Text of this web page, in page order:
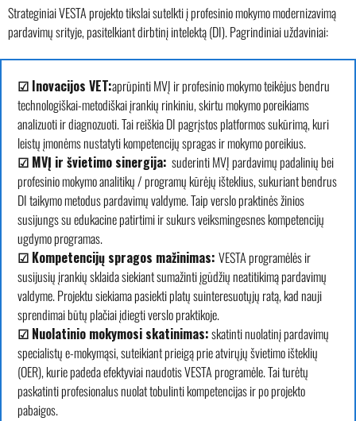
Strateginiai VESTA projekto tikslai sutelkti į profesinio mokymo modernizavimą
pardavimų srityje, pasitelkiant dirbtinį intelektą (DI). Pagrindiniai uždaviniai:
☑ Inovacijos VET:aprūpinti MVĮ ir profesinio mokymo teikėjus bendru
technologiškai-metodiškai įrankių rinkiniu, skirtu mokymo poreikiams
analizuoti ir diagnozuoti. Tai reiškia DI pagrįstos platformos sukūrimą, kuri
leistų įmonėms nustatyti kompetencijų spragas ir mokymo poreikius.
☑ MVĮ ir švietimo sinergija: suderinti MVĮ pardavimų padalinių bei
profesinio mokymo analitikų / programų kūrėjų išteklius, sukuriant bendrus
DI taikymo metodus pardavimų valdyme. Taip verslo praktinės žinios
susijungs su edukacine patirtimi ir sukurs veiksmingesnes kompetencijų
ugdymo programas.
☑ Kompetencijų spragos mažinimas: VESTA programėlės ir
susijusių įrankių sklaida siekiant sumažinti įgūdžių neatitikimą pardavimų
valdyme. Projektu siekiama pasiekti platų suinteresuotųjų ratą, kad nauji
sprendimai būtų plačiai įdiegti verslo praktikoje.
☑ Nuolatinio mokymosi skatinimas:skatinti nuolatinį pardavimų
specialistų e-mokymąsi, suteikiant prieigą prie atvirųjų švietimo išteklių
(OER), kurie padeda efektyviai naudotis VESTA programėle. Tai turėtų
paskatinti profesionalus nuolat tobulinti kompetencijas ir po projekto
pabaigos.